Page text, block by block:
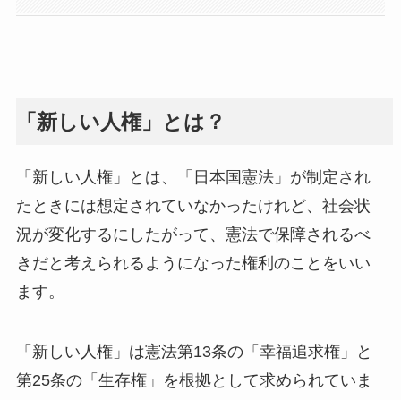
「新しい人権」とは？
「新しい人権」とは、「日本国憲法」が制定され
たときには想定されていなかったけれど、社会状
況が変化するにしたがって、憲法で保障されるべ
きだと考えられるようになった権利のことをいい
ます。
「新しい人権」は憲法第13条の「幸福追求権」と
第25条の「生存権」を根拠として求められていま